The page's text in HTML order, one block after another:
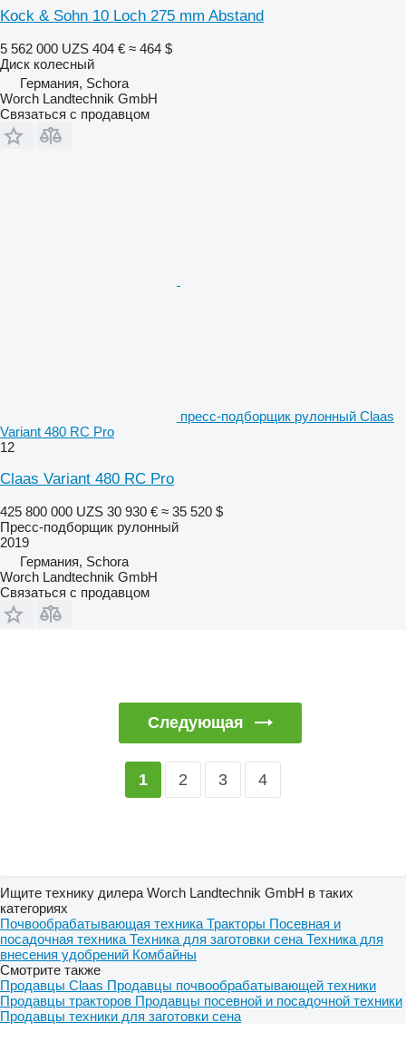
Kock & Sohn 10 Loch 275 mm Abstand
5 562 000 UZS 404 € ≈ 464 $
Диск колесный
Германия, Schora
Worch Landtechnik GmbH
Связаться с продавцом
пресс-подборщик рулонный Claas
Variant 480 RC Pro
12
Claas Variant 480 RC Pro
425 800 000 UZS 30 930 € ≈ 35 520 $
Пресс-подборщик рулонный
2019
Германия, Schora
Worch Landtechnik GmbH
Связаться с продавцом
Следующая
1 2 3 4
Ищите технику дилера Worch Landtechnik GmbH в таких
категориях
Почвообрабатывающая техника Тракторы Посевная и
посадочная техника Техника для заготовки сена Техника для
внесения удобрений Комбайны
Смотрите также
Продавцы Claas Продавцы почвообрабатывающей техники
Продавцы тракторов Продавцы посевной и посадочной техники
Продавцы техники для заготовки сена